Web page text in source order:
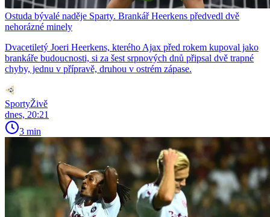
Ostuda bývalé naděje Sparty. Brankář Heerkens předvedl dvě
nehorázné minely
Dvacetiletý Joeri Heerkens, kterého Ajax před rokem kupoval jako
brankáře budoucnosti, si za šest srpnových dnů připsal dvě trapné
chyby, jednu v přípravě, druhou v ostrém zápase.
SportyŽivě
dnes, 20:21
3 min